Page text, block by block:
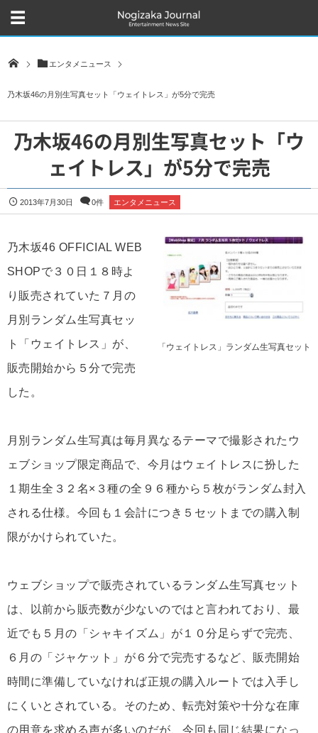
エンタメニュース
乃木坂46の月別生写真セット「ウェイトレス」が5分で完売
乃木坂46の月別生写真セット「ウ
ェイトレス」が5分で完売
2013年7月30日 0件 エンタメニュース
「ウェイトレス」ランダム生写真セット
乃木坂46 OFFICIAL WEB
SHOPで３０日１８時よ
り販売されていた７月の
月別ランダム生写真セッ
ト「ウェイトレス」が、
販売開始から５分で完売
した。
月別ランダム生写真は毎月異なるテーマで撮影されたウ
ェブショップ限定商品で、今月はウェイトレスに扮した
１期生全３２名×３種の全９６種から５枚がランダム封入
される仕様。今回も１会計につき５セットまでの購入制
限がかけられていた。
ウェブショップで販売されているランダム生写真セット
は、以前から販売数が少ないのではと言われており、最
近でも５月の「シャキイズム」が１０分足らずで完売、
６月の「ジャケット」が６分で完売するなど、販売開始
時間に準備していなければ正規の購入ルートでは入手し
にくいとされている。そのため、転売対策や十分な在庫
の用意を求める声が多いのだが、今回も同じ結果になっ